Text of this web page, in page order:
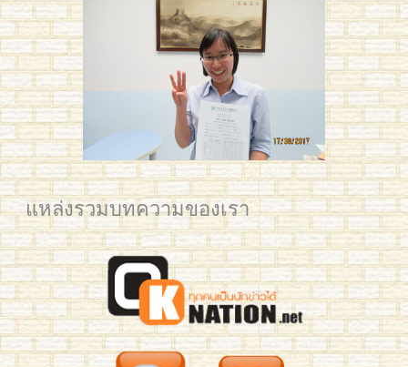
IMG_5671 edited small
2561 นิว มช Post Web
2561 BAM Post web
2561 YIM Post web
2561 PLAM CU for Post
2561 Mean KU
IMG_3325
IMG_3321
IMG_3795
IMG_3277
Mew 7059
mean-hsk3-293
benz-yct3-190-2
jingjing-yct3-189
Business Chinese Course 2016
Han laoshi class 2
Small Kids L & Preaw
Ploy 2016
อาทิตย์เช้า HSK4
IMG_7035
IMG_0731 crop
YIM TRIAM 2015
แหล่งรวมบทความของเรา